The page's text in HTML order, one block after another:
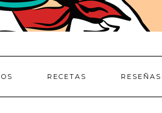
RECETAS RESEÑAS